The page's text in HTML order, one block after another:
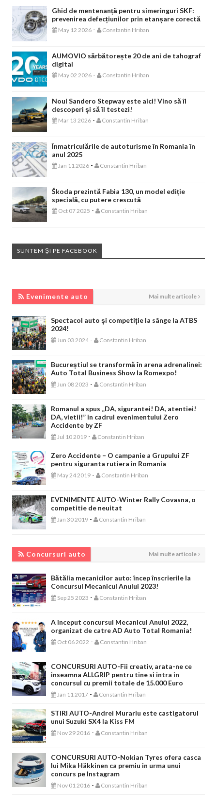
Ghid de mentenanță pentru simeringuri SKF:
prevenirea defecțiunilor prin etanșare corectă
May 12 2026 - Constantin Hriban
AUMOVIO sărbătorește 20 de ani de tahograf
digital
May 02 2026 - Constantin Hriban
Noul Sandero Stepway este aici! Vino să îl
descoperi și să îl testezi!
Mar 13 2026 - Constantin Hriban
Înmatriculările de autoturisme în Romania în
anul 2025
Jan 11 2026 - Constantin Hriban
Škoda prezintă Fabia 130, un model ediție
specială, cu putere crescută
Oct 07 2025 - Constantin Hriban
SUNTEM ȘI PE FACEBOOK
Evenimente auto Mai multe articole
Spectacol auto și competiție la sânge la ATBS
2024!
Jun 03 2024 - Constantin Hriban
Bucureștiul se transformă în arena adrenalinei:
Auto Total Business Show la Romexpo!
Jun 08 2023 - Constantin Hriban
Romanul a spus „DA, sigurantei! DA, atentiei!
DA, vietii!” in cadrul evenimentului Zero
Accidente by ZF
Jul 10 2019 - Constantin Hriban
Zero Accidente – O campanie a Grupului ZF
pentru siguranta rutiera in Romania
May 24 2019 - Constantin Hriban
EVENIMENTE AUTO-Winter Rally Covasna, o
competitie de neuitat
Jan 30 2019 - Constantin Hriban
Concursuri auto Mai multe articole
Bătălia mecanicilor auto: încep înscrierile la
Concursul Mecanicul Anului 2023!
Sep 25 2023 - Constantin Hriban
A inceput concursul Mecanicul Anului 2022,
organizat de catre AD Auto Total Romania!
Oct 06 2022 - Constantin Hriban
CONCURSURI AUTO-Fii creativ, arata-ne ce
inseamna ALLGRIP pentru tine si intra in
concursul cu premii totale de 15.000 Euro
Jan 11 2017 - Constantin Hriban
STIRI AUTO-Andrei Murariu este castigatorul
unui Suzuki SX4 la Kiss FM
Nov 29 2016 - Constantin Hriban
CONCURSURI AUTO-Nokian Tyres ofera casca
lui Mika Häkkinen ca premiu in urma unui
concurs pe Instagram
Nov 01 2016 - Constantin Hriban